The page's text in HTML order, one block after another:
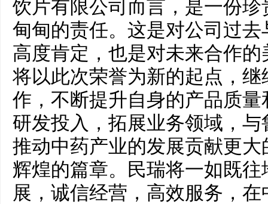
饮片有限公司而言，是一份
甸甸的责任。这是对公司过
高度肯定，也是对未来合作
将以此次荣誉为新的起点，
作，不断提升自身的产品质
研发投入，拓展业务领域，
推动中药产业的发展贡献更
辉煌的篇章。民瑞将一如既
展，诚信经营，高效服务，